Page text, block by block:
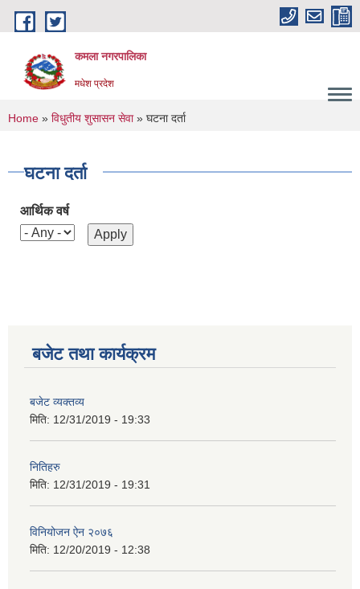
Skip to main content
कमला नगरपालिका
मधेश प्रदेश
You are here
Home » विधुतीय शुसासन सेवा» घटना दर्ता
घटना दर्ता
आर्थिक वर्ष
बजेट तथा कार्यक्रम
बजेट व्यक्तव्य
मिति: 12/31/2019 - 19:33
नितिहरु
मिति: 12/31/2019 - 19:31
विनियोजन ऐन २०७६
मिति: 12/20/2019 - 12:38